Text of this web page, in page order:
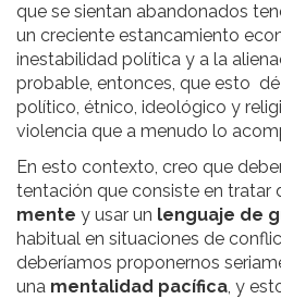
que se sientan abandonados
un creciente estancamiento
inestabilidad política y a la
probable, entonces, que esto
político, étnico, ideológico y
violencia que a menudo lo
En esto contexto, creo que
tentación que consiste en tratar
mente y usar un lenguaje de
habitual en situaciones de
deberíamos proponernos
una mentalidad pacífica, y